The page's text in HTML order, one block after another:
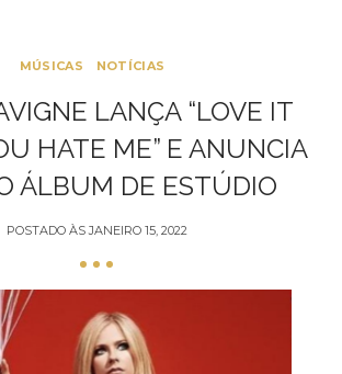
MÚSICAS NOTÍCIAS
LANÇA “LOVE IT
HATE ME” E ANUNCIA
ÁLBUM DE ESTÚDIO
POSTADO ÀSJANEIRO 15, 2022